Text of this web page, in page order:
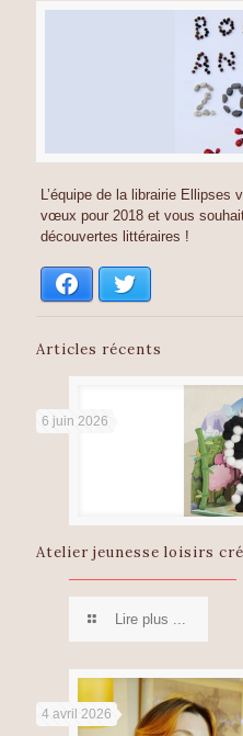
L’équipe de la librairie Ellipses
vœux pour 2018 et vous
découvertes littéraires !
Facebook
Articles récents
6 juin 2026
Atelier jeunesse loisirs
Lire plus ...
4 avril 2026